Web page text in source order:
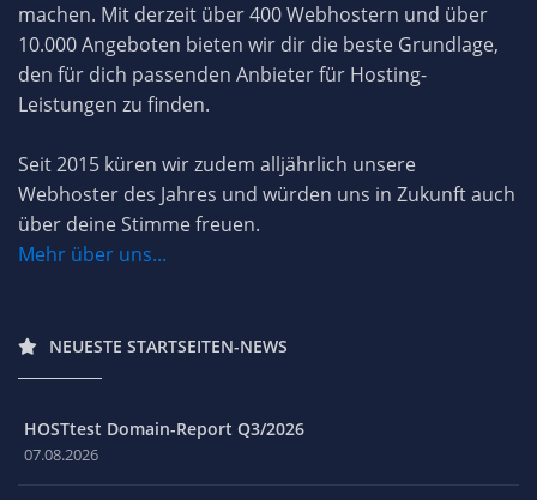
machen. Mit derzeit über 400 Webhostern und über
10.000 Angeboten bieten wir dir die beste Grundlage,
den für dich passenden Anbieter für Hosting-
Leistungen zu finden.
Seit 2015 küren wir zudem alljährlich unsere
Webhoster des Jahres und würden uns in Zukunft auch
über deine Stimme freuen.
Mehr über uns...
NEUESTE STARTSEITEN-NEWS
HOSTtest Domain-Report Q3/2026
07.08.2026